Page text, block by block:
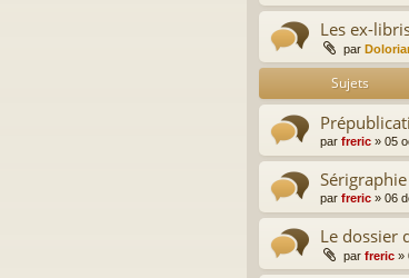
Les ex-
par
Sujets
par freric » 05
par freric » 06
Le dossier
par freric »